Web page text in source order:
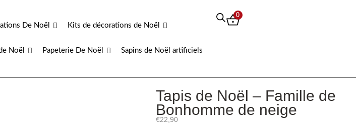
De Noël Kits de décorations de Noël
Noël Papeterie De Noël Sapins de Noël artificiels
0
Tapis de Noël – Famille de
Bonhomme de neige
€22,90